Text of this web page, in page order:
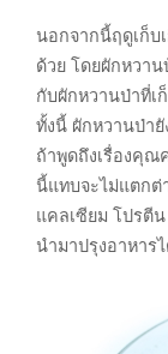
นอกจากนี้ฤดูเก็บ
ด้วย โดยผักหวา
กับผักหวานป่าที่เ
ทั้งนี้ ผักหวานป่า
ถ้าพูดถึงเรื่องคุณ
นี้แทบจะไม่แตกต่
แคลเซียม โปรตี
นำมาปรุงอาหาร